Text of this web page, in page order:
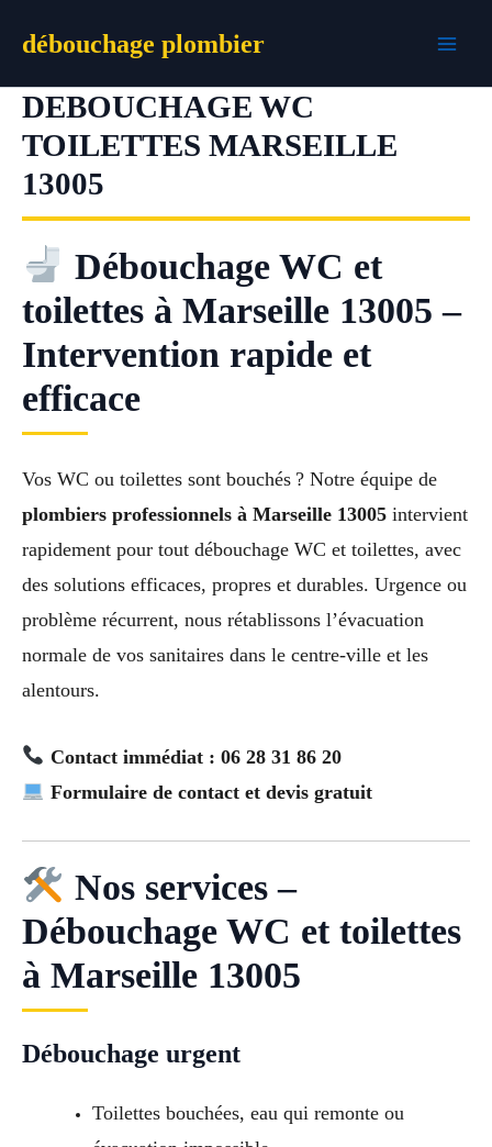
débouchage plombier
DEBOUCHAGE WC
TOILETTES MARSEILLE
13005
Débouchage WC et
toilettes à Marseille 13005 –
Intervention rapide et
efficace
Vos WC ou toilettes sont bouchés ? Notre équipe de
plombiers professionnels à Marseille 13005 intervient
rapidement pour tout débouchage WC et toilettes, avec
des solutions efficaces, propres et durables. Urgence ou
problème récurrent, nous rétablissons l’évacuation
normale de vos sanitaires dans le centre-ville et les
alentours.
Contact immédiat : 06 28 31 86 20
Formulaire de contact et devis gratuit
Nos services –
Débouchage WC et toilettes
à Marseille 13005
Débouchage urgent
Toilettes bouchées, eau qui remonte ou